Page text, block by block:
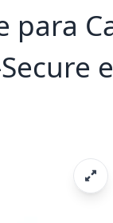
para